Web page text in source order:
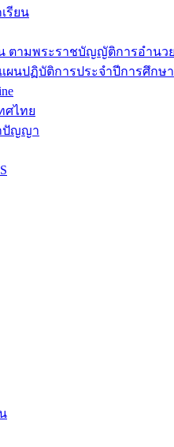
รียน
ตามพระราชบัญญัติการอำนว
นปฏิบัติการประจำปีการศึกษา
ศไทย
ปัญญา